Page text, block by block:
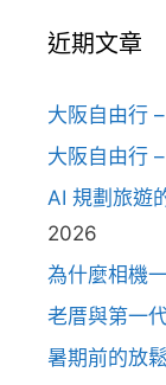
近期文章
大阪自由行
大阪自由行
AI 規劃旅遊
2026
為什麼相機
老厝與第一
暑期前的放